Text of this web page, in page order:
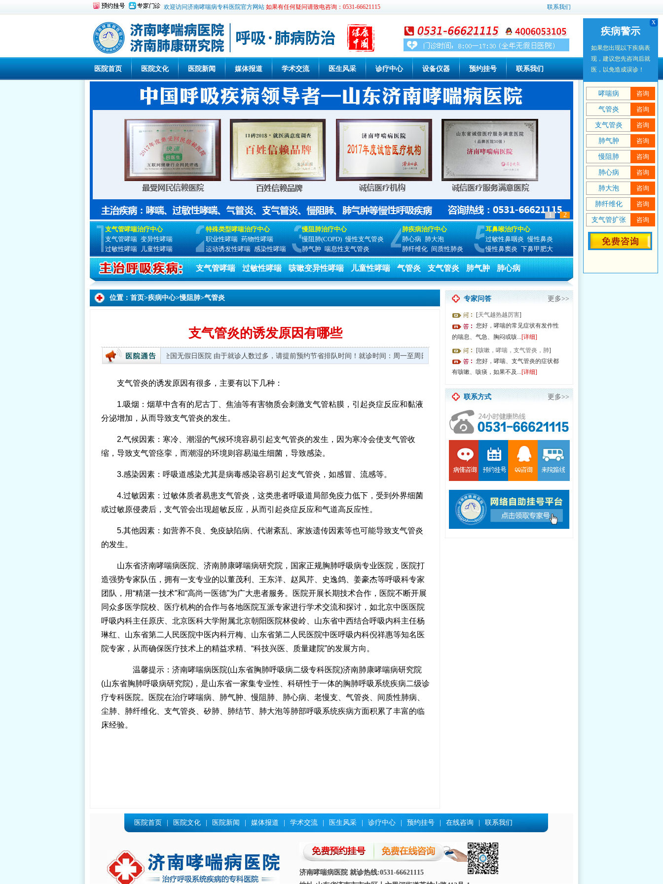
欢迎访问济南哮喘病专科医院官方网站 如果有任何疑问请致电咨询：0531-66621115 联系我们
医院首页 医院文化 医院新闻 媒体报道 学术交流 医生风采 诊疗中心 设备仪器 预约挂号 联系我们
1
2
支气管哮喘治疗中心
支气管哮喘 变异性哮喘
过敏性哮喘 儿童性哮喘
特殊类型哮喘治疗中心
职业性哮喘 药物性哮喘
运动诱发性哮喘 感染性哮喘
慢阻肺治疗中心
慢阻肺(COPD) 慢性支气管炎
肺气肿 喘息性支气管炎
肺疾病治疗中心
肺心病 肺大泡
肺纤维化 间质性肺炎
耳鼻喉治疗中心
过敏性鼻咽炎 慢性鼻炎
慢性鼻窦炎 下鼻甲肥大
支气管哮喘 过敏性哮喘 咳嗽变异性哮喘 儿童性哮喘 气管炎 支气管炎 肺气肿 肺心病
位置： 首页>疾病中心>慢阻肺>气管炎
支气管炎的诱发原因有哪些
就诊时间：周一至周日 8:00—17:30 全国无假日医院 由于就诊人数过多，请提前预约节省排队时间！就诊时间：周一至周日 8:00—17:30 全国无假日医院 由于就诊人数过多，请提前预约节省排队时间！
支气管炎的诱发原因有很多，主要有以下几种：
1.吸烟：烟草中含有的尼古丁、焦油等有害物质会刺激支气管粘膜，引起炎症反应和黏液
分泌增加，从而导致支气管炎的发生。
2.气候因素：寒冷、潮湿的气候环境容易引起支气管炎的发生，因为寒冷会使支气管收
缩，导致支气管痉挛，而潮湿的环境则容易滋生细菌，导致感染。
3.感染因素：呼吸道感染尤其是病毒感染容易引起支气管炎，如感冒、流感等。
4.过敏因素：过敏体质者易患支气管炎，这类患者呼吸道局部免疫力低下，受到外界细菌
或过敏原侵袭后，支气管会出现超敏反应，从而引起炎症反应和气道高反应性。
5.其他因素：如营养不良、免疫缺陷病、代谢紊乱、家族遗传因素等也可能导致支气管炎
的发生。
山东省济南哮喘病医院、济南肺康哮喘病研究院，国家正规胸肺呼吸病专业医院，医院打
造强势专家队伍，拥有一支专业的以董茂利、王东洋、赵凤芹、史逸鸽、姜豪杰等呼吸科专家
团队，用“精湛一技术”和“高尚一医德”为广大患者服务。医院开展长期技术合作，医院不断开展
同众多医学院校、医疗机构的合作与各地医院互派专家进行学术交流和探讨，如北京中医医院
呼吸内科主任原庆、北京医科大学附属北京朝阳医院林俊岭、山东省中西结合呼吸内科主任杨
琳红、山东省第二人民医院中医内科亓梅、山东省第二人民医院中医呼吸内科倪祥惠等知名医
院专家，从而确保医疗技术上的精益求精、“科技兴医、质量建院”的发展方向。
温馨提示：济南哮喘病医院(山东省胸肺呼吸病二级专科医院)济南肺康哮喘病研究院
(山东省胸肺呼吸病研究院)，是山东省一家集专业性、科研性于一体的胸肺呼吸系统疾病二级诊
疗专科医院。医院在治疗哮喘病、肺气肿、慢阻肺、肺心病、老慢支、气管炎、间质性肺病、
尘肺、肺纤维化、支气管炎、矽肺、肺结节、肺大泡等肺部呼吸系统疾病方面积累了丰富的临
床经验。
专家问答 更多>>
[天气越热越厉害]
您好，哮喘的常见症状有发作性
的喘息、气急、胸闷或咳... [详细]
[咳嗽，哮喘，支气管炎，肺]
您好，哮喘、支气管炎的症状都
有咳嗽、咳痰，如果不及...[详细]
联系方式 更多>>
医院首页 医院文化 医院新闻 媒体报道 学术交流 医生风采 诊疗中心 预约挂号 在线咨询 联系我们
济南哮喘病医院 就诊热线:0531-66621115
疾病警示
如果您出现以下疾病表
现，建议您先咨询后就
医，以免造成误诊！
哮喘病 咨询
气管炎 咨询
支气管炎 咨询
肺气肿 咨询
慢阻肺 咨询
肺心病 咨询
肺大泡 咨询
肺纤维化 咨询
支气管扩张 咨询
x
疾病警示
如果您出现以下疾病表
现，建议您先咨询后就
医，以免造成误诊！
哮喘病 咨询
气管炎 咨询
支气管炎 咨询
肺气肿 咨询
慢阻肺 咨询
肺心病 咨询
肺大泡 咨询
肺纤维化 咨询
支气管扩张 咨询
x